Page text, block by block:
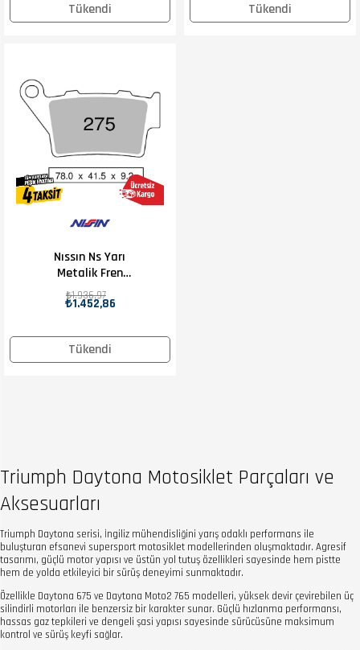
Tükendi Tükendi
Tükendi
Nıssın Ns Yarı
Metalik Fren
Balatası
₺1.452,86
₺1.936,97
Triumph Daytona Motosiklet Parçaları ve
Aksesuarları
Triumph Daytona serisi, İngiliz mühendisliğini yarış odaklı performans ile
buluşturan efsanevi supersport motosiklet modellerinden oluşmaktadır. Agresif
tasarımı, güçlü motor yapısı ve üstün yol tutuş özellikleri sayesinde hem pistte
hem de yolda etkileyici bir sürüş deneyimi sunmaktadır.
Özellikle Daytona 675 ve Daytona Moto2 765 modelleri, yüksek devir çevirebilen üç
silindirli motorları ile benzersiz bir karakter sunar. Güçlü hızlanma performansı,
hassas gaz tepkileri ve dengeli şasi yapısı sayesinde sürücüsüne maksimum
kontrol ve sürüş keyfi sağlar.